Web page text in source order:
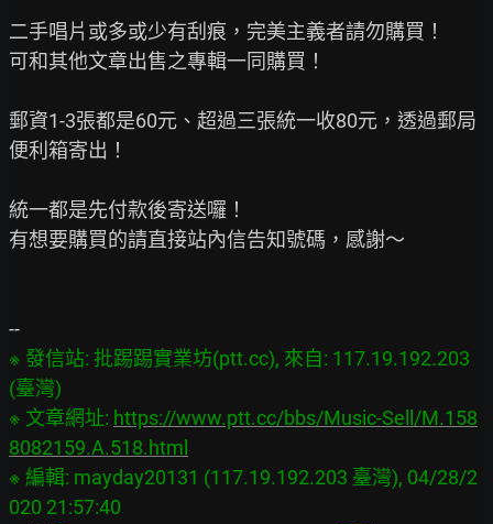
二手唱片或多或少有刮痕，完美主義者請勿購買！
可和其他文章出售之專輯一同購買！
郵資1-3張都是60元、超過三張統一收80元，透過郵局
便利箱寄出！
統一都是先付款後寄送囉！
有想要購買的請直接站內信告知號碼，感謝～
※ 發信站: 批踢踢實業坊(ptt.cc), 來自: 117.19.192.203
(臺灣)
※ 文章網址: https://www.ptt.cc/bbs/Music-Sell/M.158
8082159.A.518.html
※ 編輯: mayday20131 (117.19.192.203 臺灣), 04/28/2
020 21:57:40